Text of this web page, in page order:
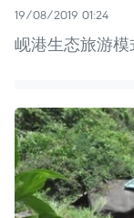
19/08/2019 01:24
岘港生态旅游